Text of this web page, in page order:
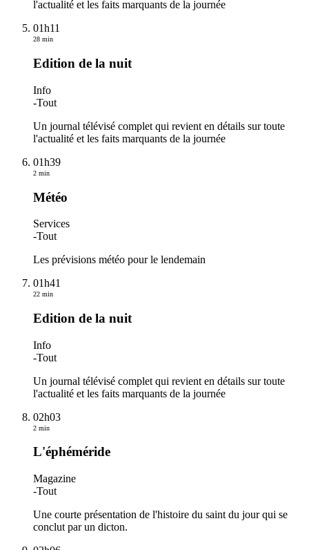
l'actualité et les faits marquants de la journée
01h11
28 min
Edition de la nuit
Info
-Tout
Un journal télévisé complet qui revient en détails sur toute
l'actualité et les faits marquants de la journée
01h39
2 min
Météo
Services
-Tout
Les prévisions météo pour le lendemain
01h41
22 min
Edition de la nuit
Info
-Tout
Un journal télévisé complet qui revient en détails sur toute
l'actualité et les faits marquants de la journée
02h03
2 min
L'éphéméride
Magazine
-Tout
Une courte présentation de l'histoire du saint du jour qui se
conclut par un dicton.